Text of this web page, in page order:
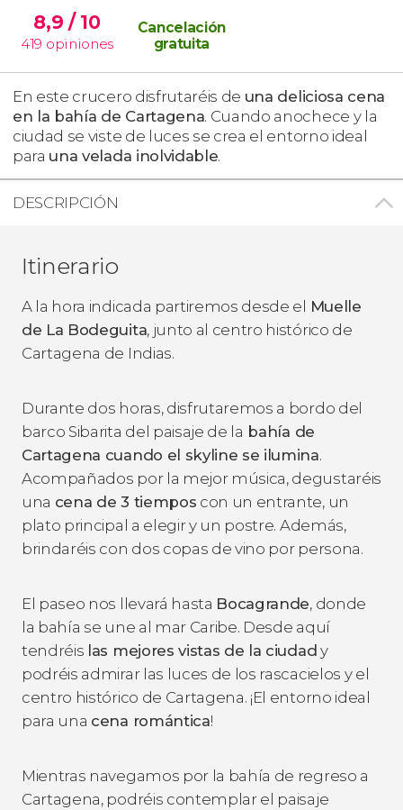
8,9/ 10
419 opiniones
Cancelación
gratuita
En este crucero disfrutaréis de una deliciosa cena
en la bahía de Cartagena. Cuando anochece y la
ciudad se viste de luces se crea el entorno ideal
para una velada inolvidable.
DESCRIPCIÓN
Itinerario
A la hora indicada partiremos desde el Muelle
de La Bodeguita, junto al centro histórico de
Cartagena de Indias.
Durante dos horas, disfrutaremos a bordo del
barco Sibarita del paisaje de la bahía de
Cartagena cuando el skyline se ilumina.
Acompañados por la mejor música, degustaréis
una cena de 3 tiempos con un entrante, un
plato principal a elegir y un postre. Además,
brindaréis con dos copas de vino por persona.
El paseo nos llevará hasta Bocagrande, donde
la bahía se une al mar Caribe. Desde aquí
tendréis las mejores vistas de la ciudad y
podréis admirar las luces de los rascacielos y el
centro histórico de Cartagena. ¡El entorno ideal
para una cena romántica!
Mientras navegamos por la bahía de regreso a
Cartagena, podréis contemplar el paisaje